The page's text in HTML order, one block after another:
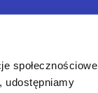
społecznościowe
udostępniamy